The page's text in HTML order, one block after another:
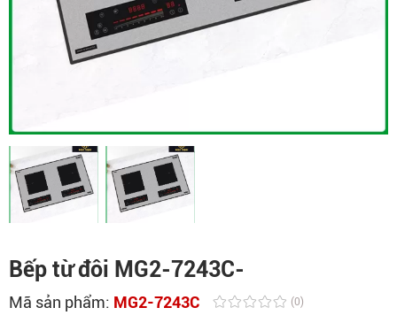
Bếp từ đôi MG2-7243C-
Mã sản phẩm: MG2-7243C (0)